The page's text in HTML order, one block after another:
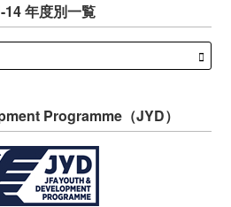
年度別一覧
Programme（JYD）